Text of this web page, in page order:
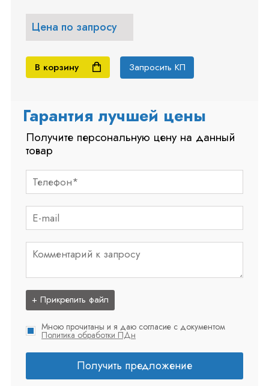
Цена по запросу
В корзину Запросить КП
Гарантия лучшей цены
Получите персональную цену на данный
товар
+ Прикрепить файл
Мною прочитаны и я даю согласие с документом
Политика обработки ПДн
Получить предложение